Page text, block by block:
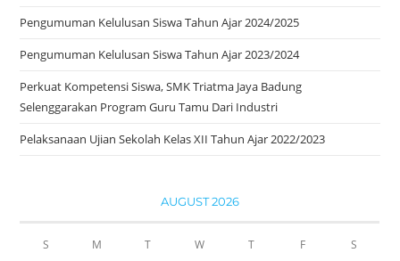
Pengumuman Kelulusan Siswa Tahun Ajar 2024/2025
Pengumuman Kelulusan Siswa Tahun Ajar 2023/2024
Perkuat Kompetensi Siswa, SMK Triatma Jaya Badung
Selenggarakan Program Guru Tamu Dari Industri
Pelaksanaan Ujian Sekolah Kelas XII Tahun Ajar 2022/2023
AUGUST 2026
S M T W T F S